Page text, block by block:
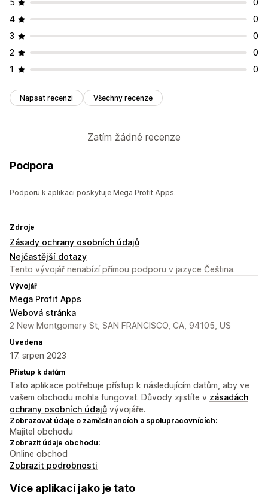
5
0
4
0
3
0
2
0
1
0
Napsat recenzi Všechny recenze
Zatím žádné recenze
Podpora
Podporu k aplikaci poskytuje Mega Profit Apps.
Zdroje
Zásady ochrany osobních údajů
Nejčastější dotazy
Tento vývojář nenabízí přímou podporu v jazyce Čeština.
Vývojář
Mega Profit Apps
Webová stránka
2 New Montgomery St, SAN FRANCISCO, CA, 94105, US
Uvedena
17. srpen 2023
Přístup k datům
Tato aplikace potřebuje přístup k následujícím datům, aby ve
vašem obchodu mohla fungovat. Důvody zjistíte v zásadách
ochrany osobních údajů vývojáře.
Zobrazovat údaje o zaměstnancích a spolupracovnících:
Majitel obchodu
Zobrazit údaje obchodu:
Online obchod
Zobrazit podrobnosti
Více aplikací jako je tato